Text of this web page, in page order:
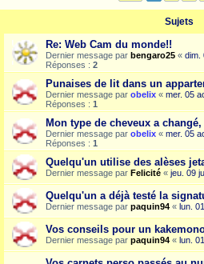
Sujets
Re: Web Cam du monde!!
Dernier message par bengaro25 « dim.
Réponses : 2
Punaises de lit dans un
Dernier message par obelix « mer. 05
Réponses : 1
Mon type de cheveux a
Dernier message par obelix « mer. 05
Réponses : 1
Quelqu'un utilise des alèses
Dernier message par Felicité « jeu. 09
Quelqu'un a déjà testé la
Dernier message par paquin94 « lun.
Vos conseils pour un
Dernier message par paquin94 « lun.